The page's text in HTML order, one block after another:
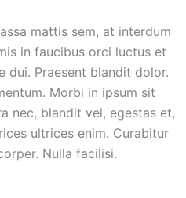
mattis sem, at interdum
in faucibus orci luctus et
dui. Praesent blandit dolor.
Morbi in ipsum sit
nec, blandit vel, egestas et,
ultrices enim. Curabitur
Nulla facilisi.